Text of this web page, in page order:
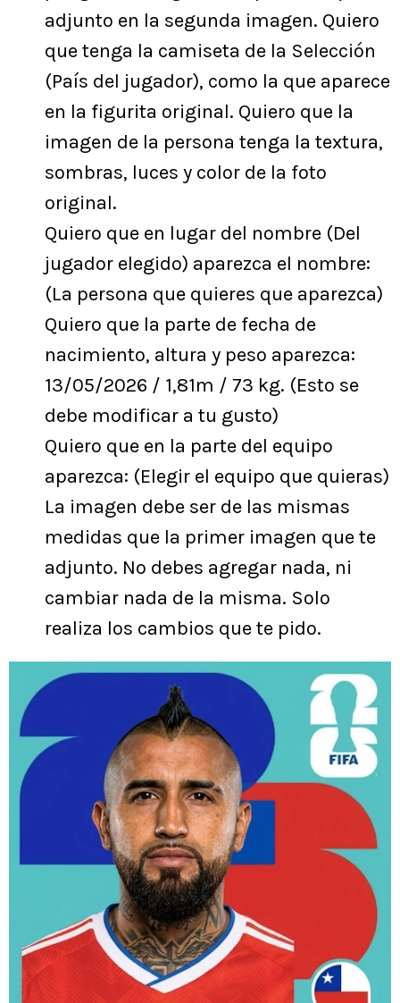
adjunto en la segunda imagen. Quiero
que tenga la camiseta de la Selección
(País del jugador), como la que aparece
en la figurita original. Quiero que la
imagen de la persona tenga la textura,
sombras, luces y color de la foto
original.
Quiero que en lugar del nombre (Del
jugador elegido) aparezca el nombre:
(La persona que quieres que aparezca)
Quiero que la parte de fecha de
nacimiento, altura y peso aparezca:
13/05/2026 / 1,81m / 73 kg. (Esto se
debe modificar a tu gusto)
Quiero que en la parte del equipo
aparezca: (Elegir el equipo que quieras)
La imagen debe ser de las mismas
medidas que la primer imagen que te
adjunto. No debes agregar nada, ni
cambiar nada de la misma. Solo
realiza los cambios que te pido.